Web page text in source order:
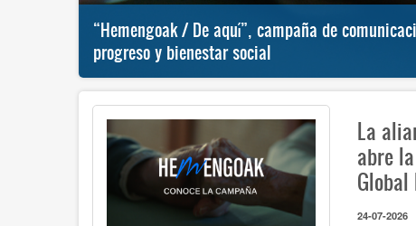
“Hemengoak / De aquí”, campaña de
progreso y bienestar social
La
abre
24-07-2026